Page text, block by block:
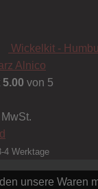
Wickelkit -
Alnico
5.00 von 5
4 Werktage
unsere Waren